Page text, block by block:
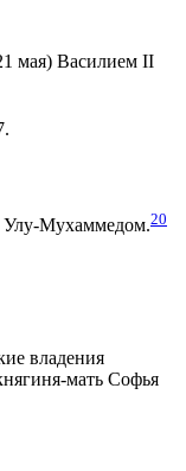
мая) Василием II
Улу-Мухаммедом.20
владения
мать Софья